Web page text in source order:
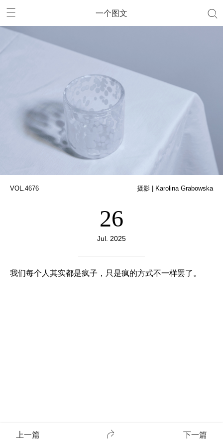
一个图文
VOL.4676 摄影 | Karolina Grabowska
26
Jul. 2025
我们每个人其实都是疯子，只是疯的方式不一样罢了。
上一篇 下一篇